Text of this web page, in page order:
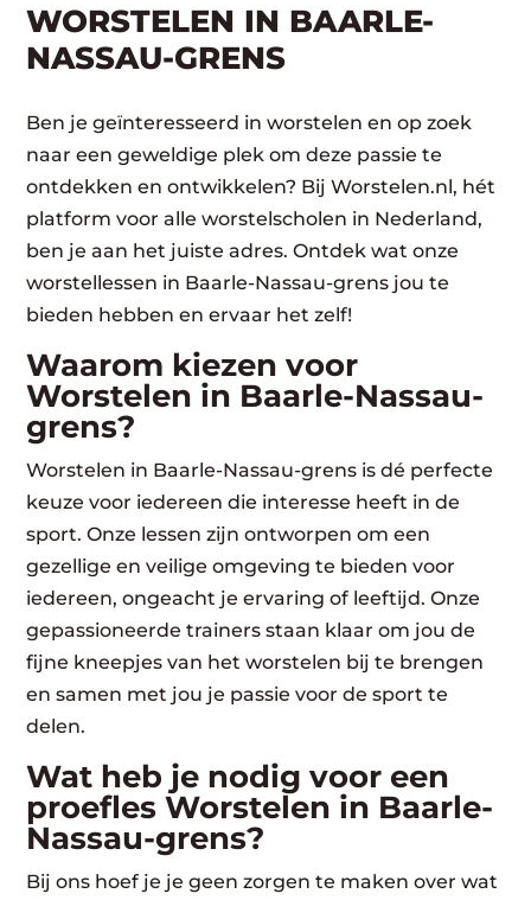
WORSTELEN​ IN BAARLE-
NASSAU-GRENS
Ben je geïnteresseerd in worstelen en op zoek
naar een geweldige plek om deze passie te
ontdekken en ontwikkelen? Bij Worstelen.nl, hét
platform voor alle worstelscholen in Nederland,
ben je aan het juiste adres. Ontdek wat onze
worstellessen in Baarle-Nassau-grens jou te
bieden hebben en ervaar het zelf!
Waarom kiezen voor
Worstelen in Baarle-Nassau-
grens?
Worstelen in Baarle-Nassau-grens is dé perfecte
keuze voor iedereen die interesse heeft in de
sport. Onze lessen zijn ontworpen om een
gezellige en veilige omgeving te bieden voor
iedereen, ongeacht je ervaring of leeftijd. Onze
gepassioneerde trainers staan klaar om jou de
fijne kneepjes van het worstelen bij te brengen
en samen met jou je passie voor de sport te
delen.
Wat heb je nodig voor een
proefles Worstelen in Baarle-
Nassau-grens?
Bij ons hoef je je geen zorgen te maken over wat